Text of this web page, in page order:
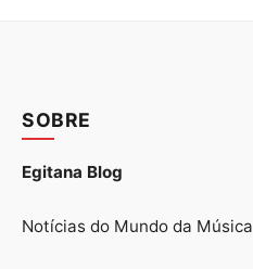
SOBRE
Egitana Blog
Notícias do Mundo da Música